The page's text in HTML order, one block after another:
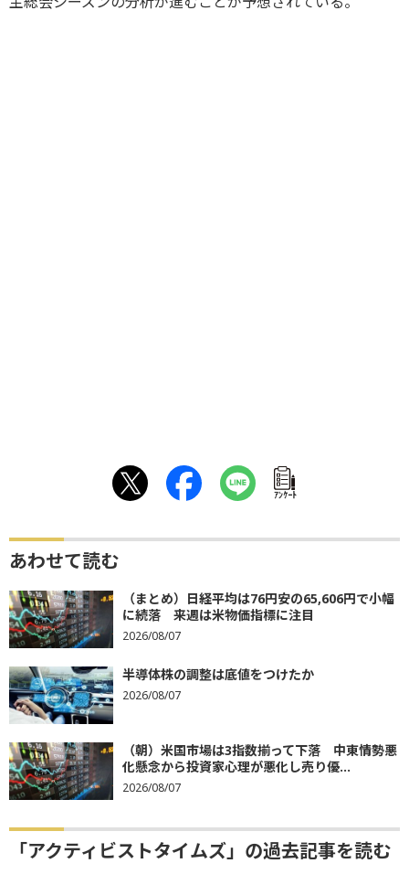
ｱﾝｹｰﾄ
あわせて読む
（まとめ）日経平均は76円安の65,606円で小幅
に続落 来週は米物価指標に注目
2026/08/07
半導体株の調整は底値をつけたか
2026/08/07
（朝）米国市場は3指数揃って下落 中東情勢悪
化懸念から投資家心理が悪化し売り優...
2026/08/07
「アクティビストタイムズ」の過去記事を読む